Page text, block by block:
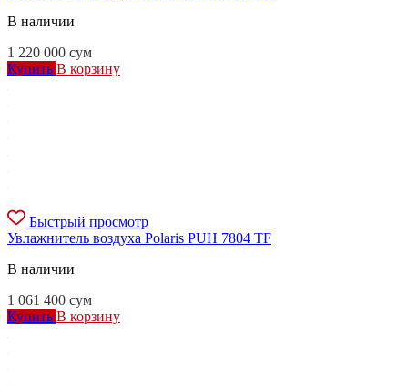
В наличии
1 220 000 сум
Купить В корзину
Быстрый просмотр
Увлажнитель воздуха Polaris PUH 7804 TF
В наличии
1 061 400 сум
Купить В корзину